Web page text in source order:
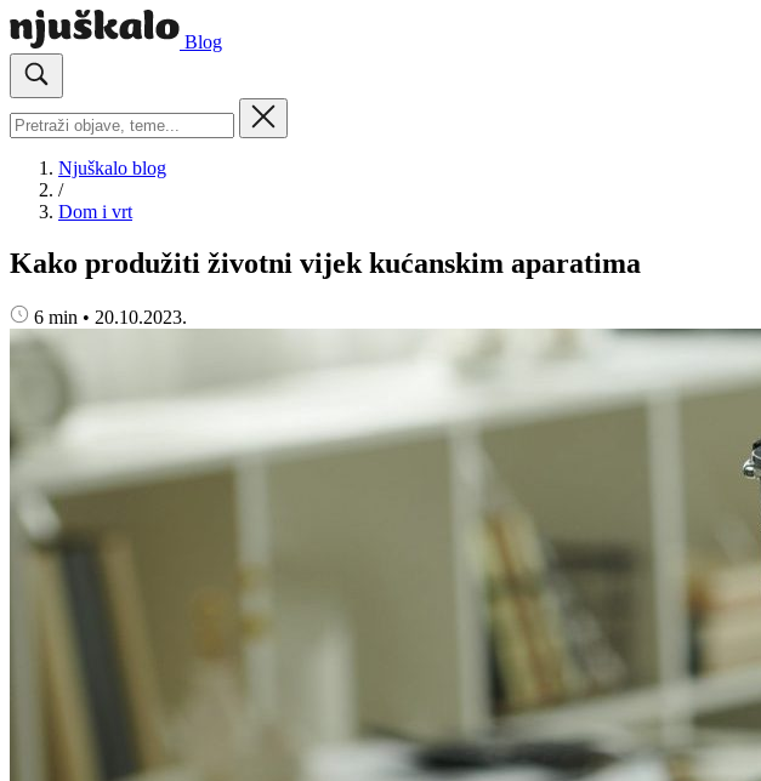
Blog
Njuškalo blog
/
Dom i vrt
Kako produžiti životni vijek kućanskim aparatima
6 min • 20.10.2023.